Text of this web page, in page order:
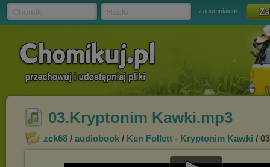
zapomniałem
03.Kryptonim Kawki.mp3
zck68 / audiobook / Ken Follett - Kryptonim Kawki /